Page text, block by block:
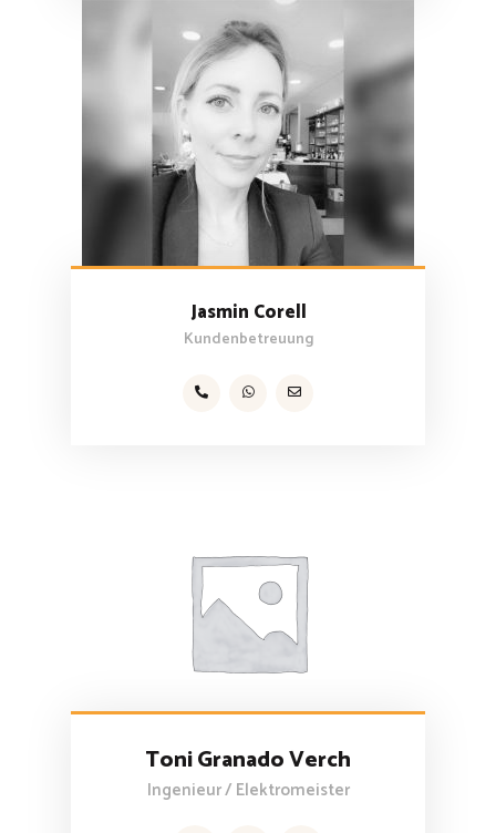
Jasmin Corell
Kundenbetreuung
Toni Granado Verch
Ingenieur / Elektromeister